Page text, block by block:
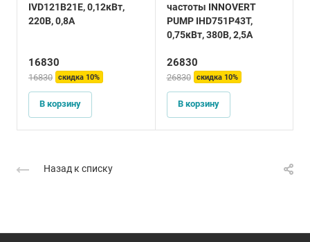
IVD121B21E, 0,12кВт,
220В, 0,8А
16830
16830 скидка 10%
В корзину
частоты INNOVERT
PUMP IHD751P43T,
0,75кВт, 380В, 2,5А
26830
26830 скидка 10%
В корзину
Назад к списку